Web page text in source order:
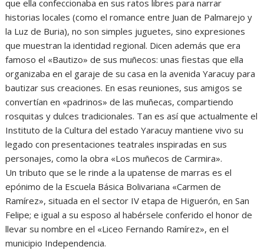
que ella confeccionaba en sus ratos libres para narrar
historias locales (como el romance entre Juan de Palmarejo y
la Luz de Buria), no son simples juguetes, sino expresiones
que muestran la identidad regional. Dicen además que era
famoso el «Bautizo» de sus muñecos: unas fiestas que ella
organizaba en el garaje de su casa en la avenida Yaracuy para
bautizar sus creaciones. En esas reuniones, sus amigos se
convertían en «padrinos» de las muñecas, compartiendo
rosquitas y dulces tradicionales. Tan es así que actualmente el
Instituto de la Cultura del estado Yaracuy mantiene vivo su
legado con presentaciones teatrales inspiradas en sus
personajes, como la obra «Los muñecos de Carmira».
Un tributo que se le rinde a la upatense de marras es el
epónimo de la Escuela Básica Bolivariana «Carmen de
Ramírez», situada en el sector IV etapa de Higuerón, en San
Felipe; e igual a su esposo al habérsele conferido el honor de
llevar su nombre en el «Liceo Fernando Ramírez», en el
municipio Independencia.